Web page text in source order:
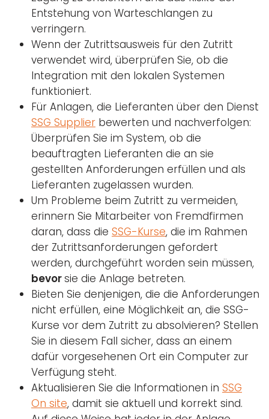
Entstehung von Warteschlangen zu
verringern.
Wenn der Zutrittsausweis für den Zutritt
verwendet wird, überprüfen Sie, ob die
Integration mit den lokalen Systemen
funktioniert.
Für Anlagen, die Lieferanten über den Dienst
SSG Supplier bewerten und nachverfolgen:
Überprüfen Sie im System, ob die
beauftragten Lieferanten die an sie
gestellten Anforderungen erfüllen und als
Lieferanten zugelassen wurden.
Um Probleme beim Zutritt zu vermeiden,
erinnern Sie Mitarbeiter von Fremdfirmen
daran, dass die SSG-Kurse, die im Rahmen
der Zutrittsanforderungen gefordert
werden, durchgeführt worden sein müssen,
bevorsie die Anlage betreten.
Bieten Sie denjenigen, die die Anforderungen
nicht erfüllen, eine Möglichkeit an, die SSG-
Kurse vor dem Zutritt zu absolvieren? Stellen
Sie in diesem Fall sicher, dass an einem
dafür vorgesehenen Ort ein Computer zur
Verfügung steht.
Aktualisieren Sie die Informationen in SSG
On site, damit sie aktuell und korrekt sind.